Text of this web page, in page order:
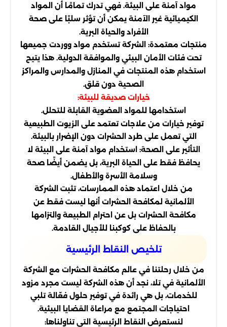
مواد آمنة على البيئة. فهي تدرك تمامًا أن المواد
الكيميائية غير الآمنة يمكن أن تؤثر سلبًا على صحة
الأفراد والحياة البرية.
منتجات معتمدة: الشركة تستخدم مواد ووردت جميعها
تحت فئات الأمان البيئي والموافقة الدولية. هذا يتيح
استخدام هذه المنتجات في المنازل والمدارس والمراكز
الصحية دون قلق.
خيارات صديقة للبيئة:
استخدامها للمواد العضوية القابلة للتحلل.
توفير خيارات من علاجات تعتمد على الزيوت الطبيعية
التي تعمل على طرد الحشرات دون الإضرار بالبيئة.
التأثير على الصحة: استخدام مواد آمنة على البيئة لا
يحافظ فقط على الحياة البرية، بل يضمن أيضًا صحة
وسلامة الأسرة والأطفال.
من خلال اعتماد هذه الممارسات، تثبت الشركة
الألمانية لمكافحة الحشرات أنها ليست فقط عن
مكافحة الحشرات بل عن احترام الطبيعة والتزامها
بالحفاظ على كوكبنا للأجيال القادمة.
تلخيص النقاط الرئيسية
من خلال رحلتنا في عالم مكافحة الحشرات مع الشركة
الألمانية في تلا، نجد أن هذه الشركة ليست مجرد مزود
للخدمات، بل هي رائدة في توفير حلول فعّالة تلبي
احتياجات المجتمع مع مراعاة القضايا البيئية.
لنستعرض النقاط الرئيسية التي تناولناها: